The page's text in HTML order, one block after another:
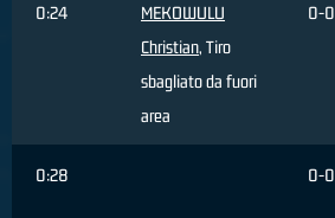
0:24
MEKOWULU
Christian, Tiro
sbagliato da fuori
area
0-0
0:28 0-0